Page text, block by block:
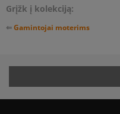
Grįžk į kolekciją:
⇐Gamintojai moterims